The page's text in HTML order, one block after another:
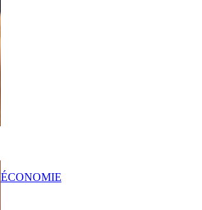
ÉCONOMIE